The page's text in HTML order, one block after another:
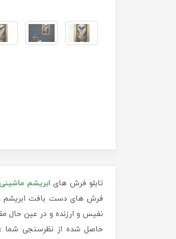
تابلو فرش های ابریشم ماشینی
فرش های دست بافت ابریشم ،
نفیس و ارزنده و در عین حال
حاصل شده از نظرسنجی شما